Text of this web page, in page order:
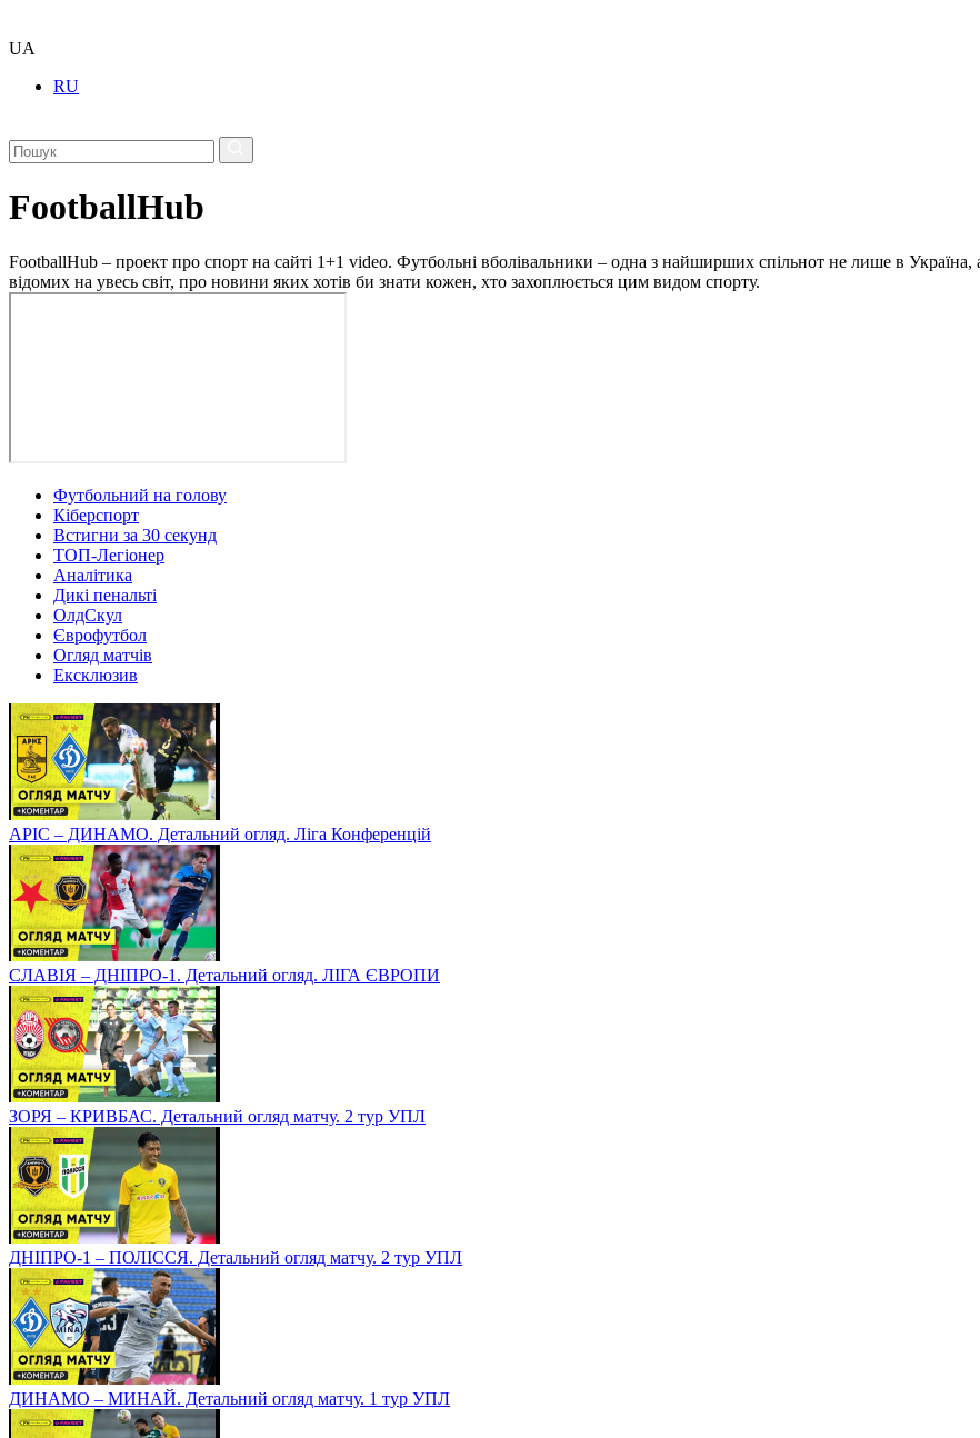
UA
RU
FootballHub
FootballHub – проект про спорт на сайті 1+1 video. Футбольні вболівальники – одна з найширших спільнот не лише в Україна,
відомих на увесь світ, про новини яких хотів би знати кожен, хто захоплюється цим видом спорту.
Футбольний на голову
Кіберспорт
Встигни за 30 секунд
ТОП-Легіонер
Аналітика
Дикі пенальті
ОлдСкул
Єврофутбол
Огляд матчів
Ексклюзив
АРІС – ДИНАМО. Детальний огляд. Ліга Конференцій
СЛАВІЯ – ДНІПРО-1. Детальний огляд. ЛІГА ЄВРОПИ
ЗОРЯ – КРИВБАС. Детальний огляд матчу. 2 тур УПЛ
ДНІПРО-1 – ПОЛІССЯ. Детальний огляд матчу. 2 тур УПЛ
ДИНАМО – МИНАЙ. Детальний огляд матчу. 1 тур УПЛ